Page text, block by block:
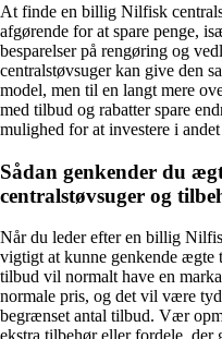
At finde en billig Nilfisk
afgørende for at spare penge,
besparelser på rengøring og
centralstøvsuger kan give den
model, men til en langt mere
med tilbud og rabatter spare
mulighed for at investere i
Sådan genkender du
centralstøvsuger og
Når du leder efter en billig
vigtigt at kunne genkende
tilbud vil normalt have en
normale pris, og det vil være
begrænset antal tilbud. Vær